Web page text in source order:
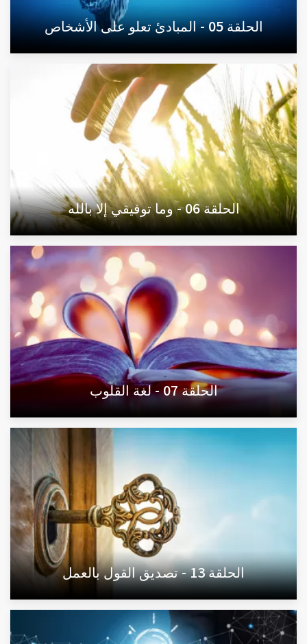
الحلقة 05 - المبادئ تعلو على الأشخاص
الحلقة 06 - وما توفيقي إلا بالله
الحلقة 07 - لغة القلوب
الحلقة 13 - تصديق القول بالعمل